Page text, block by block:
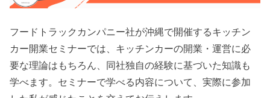
フードトラックカンパニー社が沖縄で開催するキッチン
カー開業セミナーでは、キッチンカーの開業・運営に必
要な理論はもちろん、同社独自の経験に基づいた知識も
学べます。セミナーで学べる内容について、実際に参加